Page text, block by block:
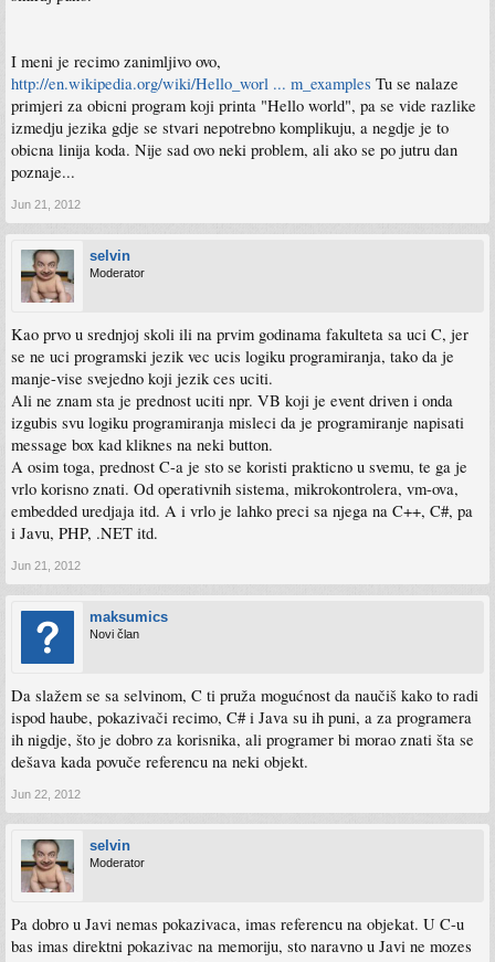
I meni je recimo zanimljivo ovo,
http://en.wikipedia.org/wiki/Hello_worl ... m_examples Tu se nalaze
primjeri za obicni program koji printa "Hello world", pa se vide razlike
izmedju jezika gdje se stvari nepotrebno komplikuju, a negdje je to
obicna linija koda. Nije sad ovo neki problem, ali ako se po jutru dan
poznaje...
Jun 21, 2012
selvin
Moderator
Kao prvo u srednjoj skoli ili na prvim godinama fakulteta sa uci C, jer
se ne uci programski jezik vec ucis logiku programiranja, tako da je
manje-vise svejedno koji jezik ces uciti.
Ali ne znam sta je prednost uciti npr. VB koji je event driven i onda
izgubis svu logiku programiranja misleci da je programiranje napisati
message box kad kliknes na neki button.
A osim toga, prednost C-a je sto se koristi prakticno u svemu, te ga je
vrlo korisno znati. Od operativnih sistema, mikrokontrolera, vm-ova,
embedded uredjaja itd. A i vrlo je lahko preci sa njega na C++, C#, pa
i Javu, PHP, .NET itd.
Jun 21, 2012
maksumics
Novi član
Da slažem se sa selvinom, C ti pruža mogućnost da naučiš kako to radi
ispod haube, pokazivači recimo, C# i Java su ih puni, a za programera
ih nigdje, što je dobro za korisnika, ali programer bi morao znati šta se
dešava kada povuče referencu na neki objekt.
Jun 22, 2012
selvin
Moderator
Pa dobro u Javi nemas pokazivaca, imas referencu na objekat. U C-u
bas imas direktni pokazivac na memoriju, sto naravno u Javi ne mozes